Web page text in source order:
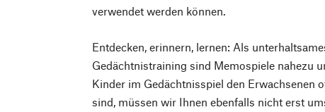
verwendet werden können.
Entdecken, erinnern, lernen: Als
Gedächtnistraining sind Memospiele nahezu
Kinder im Gedächtnisspiel den Erwachsenen
sind, müssen wir Ihnen ebenfalls nicht erst